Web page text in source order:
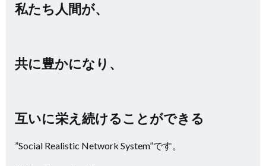
私たち人間が、
共に豊かになり、
互いに栄え続けることができる
”Social Realistic Network System”です。